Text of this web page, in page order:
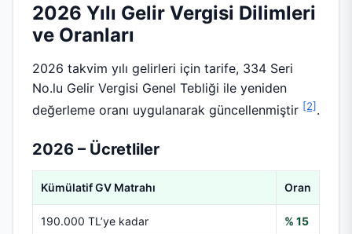
2026 Yılı Gelir Vergisi Dilimleri
ve Oranları
2026 takvim yılı gelirleri için tarife, 334 Seri
No.lu Gelir Vergisi Genel Tebliği ile yeniden
değerleme oranı uygulanarak güncellenmiştir [2] .
2026 – Ücretliler
Kümülatif GV Matrahı Oran
190.000 TL’ye kadar % 15